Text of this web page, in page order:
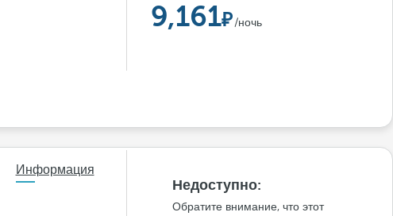
9,161 /ночь
Информация
Недоступно:
Обратите внимание, что этот